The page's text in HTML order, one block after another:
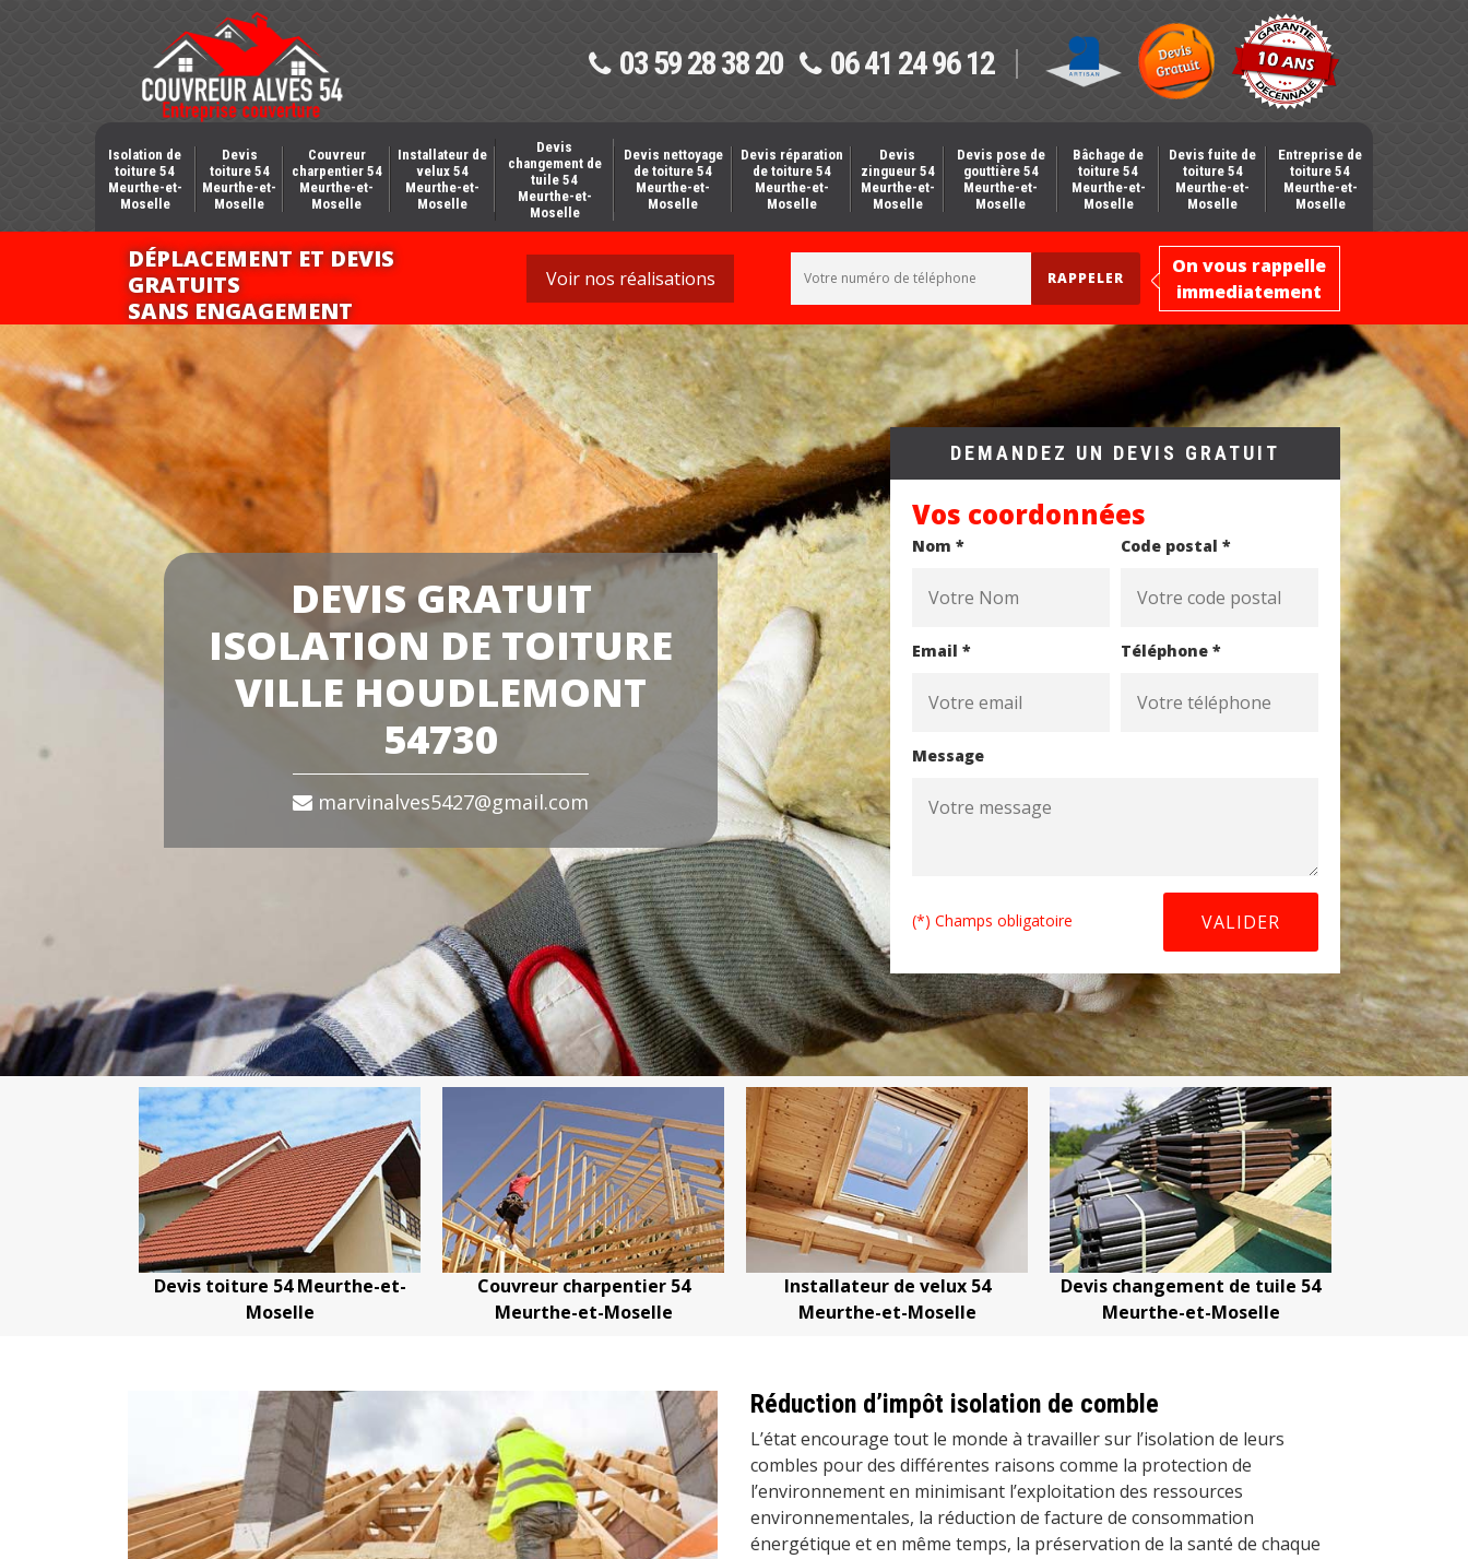
03 59 28 38 20 06 41 24 96 12
Isolation de
toiture 54
Meurthe-et-
Moselle
Devis
toiture 54
Meurthe-et-
Moselle
Couvreur
charpentier 54
Meurthe-et-
Moselle
Installateur de
velux 54
Meurthe-et-
Moselle
Devis
changement de
tuile 54
Meurthe-et-
Moselle
Devis nettoyage
de toiture 54
Meurthe-et-
Moselle
Devis réparation
de toiture 54
Meurthe-et-
Moselle
Devis
zingueur 54
Meurthe-et-
Moselle
Devis pose de
gouttière 54
Meurthe-et-
Moselle
Bâchage de
toiture 54
Meurthe-et-
Moselle
Devis fuite de
toiture 54
Meurthe-et-
Moselle
Entreprise de
toiture 54
Meurthe-et-
Moselle
DÉPLACEMENT ET DEVIS
GRATUITS
SANS ENGAGEMENT
Voir nos réalisations
On vous rappelle
immediatement
DEVIS GRATUIT
ISOLATION DE TOITURE
VILLE HOUDLEMONT
54730
marvinalves5427@gmail.com
DEMANDEZ UN DEVIS GRATUIT
Vos coordonnées
Nom * Code postal *
Email * Téléphone *
Message
(*) Champs obligatoire
54 Meurthe-et-
Couvreur charpentier 54
Meurthe-et-Moselle
Installateur de velux 54
Meurthe-et-Moselle
Devis changement de tuile 54
Meurthe-et-Moselle
Devis nettoyage de toiture 54
Meurthe-et-Moselle
Réduction d’impôt isolation de comble
L’état encourage tout le monde à travailler sur l’isolation de leurs
combles pour des différentes raisons comme la protection de
l’environnement en minimisant l’exploitation des ressources
environnementales, la réduction de facture de consommation
énergétique et en même temps, la préservation de la santé de chaque